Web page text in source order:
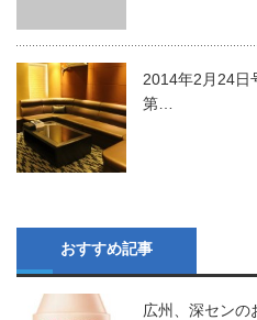
2014年2月24日
第…
おすすめ記事
広州、深センの